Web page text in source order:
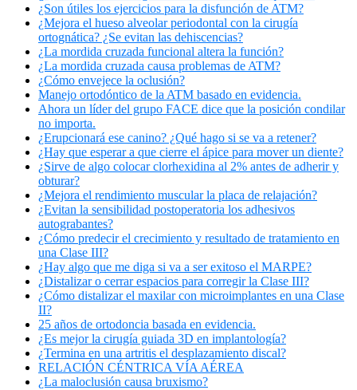
¿Son útiles los ejercicios para la disfunción de ATM?
¿Mejora el hueso alveolar periodontal con la cirugía
ortognática? ¿Se evitan las dehiscencias?
¿La mordida cruzada funcional altera la función?
¿La mordida cruzada causa problemas de ATM?
¿Cómo envejece la oclusión?
Manejo ortodóntico de la ATM basado en evidencia.
Ahora un líder del grupo FACE dice que la posición condilar
no importa.
¿Erupcionará ese canino? ¿Qué hago si se va a retener?
¿Hay que esperar a que cierre el ápice para mover un diente?
¿Sirve de algo colocar clorhexidina al 2% antes de adherir y
obturar?
¿Mejora el rendimiento muscular la placa de relajación?
¿Evitan la sensibilidad postoperatoria los adhesivos
autograbantes?
¿Cómo predecir el crecimiento y resultado de tratamiento en
una Clase III?
¿Hay algo que me diga si va a ser exitoso el MARPE?
¿Distalizar o cerrar espacios para corregir la Clase III?
¿Cómo distalizar el maxilar con microimplantes en una Clase
II?
25 años de ortodoncia basada en evidencia.
¿Es mejor la cirugía guiada 3D en implantología?
¿Termina en una artritis el desplazamiento discal?
RELACIÓN CÉNTRICA VÍA AÉREA
¿La maloclusión causa bruxismo?